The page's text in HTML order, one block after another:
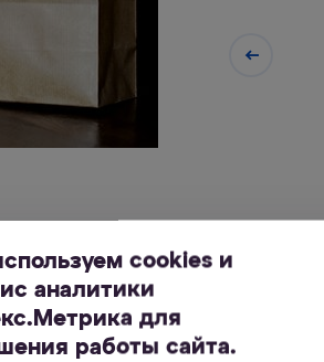
примесей, включая хлор,
остатки лекарственных
cookies и
аналитики
для
работы сайта.